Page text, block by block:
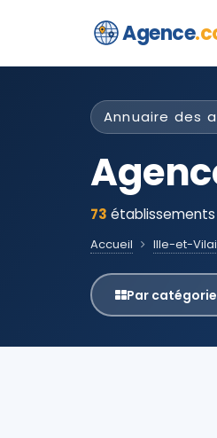
Agence
Annuaire des
73 établissements
Accueil Ille-et-
Par catégorie